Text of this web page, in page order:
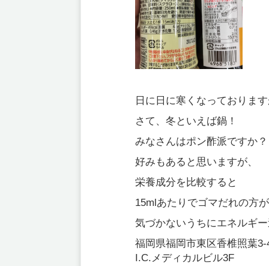
日に日に寒くなっておりま
さて、冬といえば鍋！
みなさんはポン酢派ですか
好みもあると思いますが、
栄養成分を比較すると
15mlあたりでゴマだれの方
気づかないうちにエネルギ
福岡県福岡市東区香椎照葉3-
I.C.メディカルビル3F